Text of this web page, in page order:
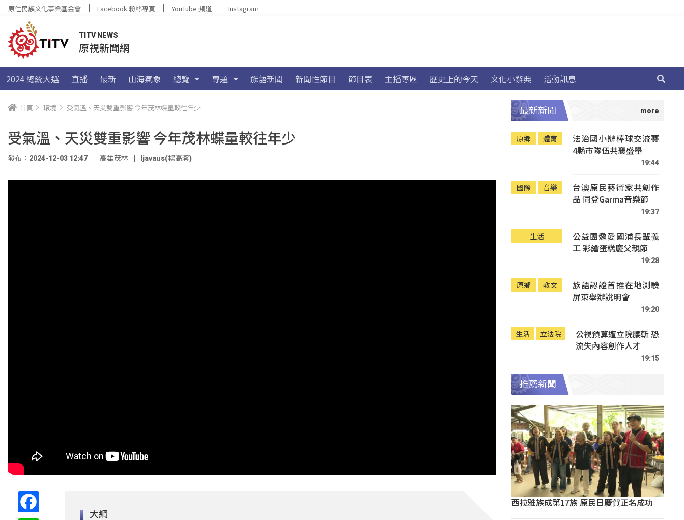
原住民族文化事業基金會 Facebook 粉絲專頁 YouTube 頻道 Instagram
TITV NEWS
原視新聞網
2024 總統大選 直播 最新 山海氣象 總覽 專題 族語新聞 新聞性節目 節目表 主播專區 歷史上的今天 文化小辭典 活動訊息
首頁 環境 受氣溫、天災雙重影響 今年茂林蝶量較往年少
受氣溫、天災雙重影響 今年茂林蝶量較往年少
發布：2024-12-03 12:47 高雄茂林 ljavaus(楊高潔)
大綱
最新新聞
原鄉 體育
法治國小辦棒球交流賽
4縣市隊伍共襄盛舉
19:44
國際 音樂
台澳原民藝術家共創作
品 同登Garma音樂節
19:37
生活
公益團邀愛國浦長輩義
工 彩繪蛋糕慶父親節
19:28
原鄉 教文
族語認證首推在地測驗
屏東舉辦說明會
19:20
生活 立法院
公視預算遭立院腰斬 恐
流失內容創作人才
19:15
推薦新聞
西拉雅族成第17族 原民日慶賀正名成功